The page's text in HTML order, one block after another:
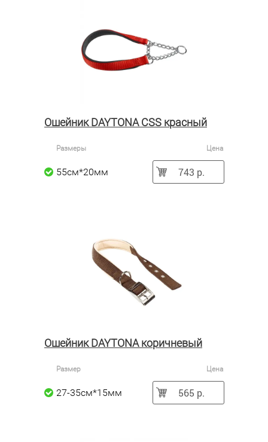
Ошейник DAYTONA CSS красный
Размеры Цена
55см*20мм 743 р.
Ошейник DAYTONA коричневый
Размер Цена
27-35см*15мм 565 р.